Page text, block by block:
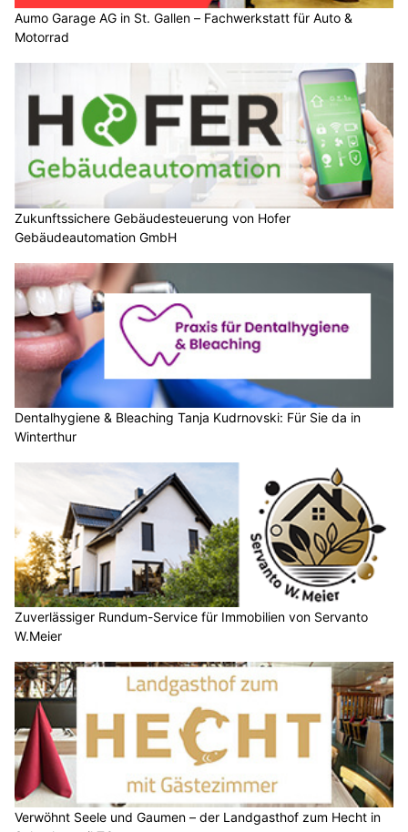
Aumo Garage AG in St. Gallen – Fachwerkstatt für Auto &
Motorrad
Zukunftssichere Gebäudesteuerung von Hofer
Gebäudeautomation GmbH
Dentalhygiene & Bleaching Tanja Kudrnovski: Für Sie da in
Winterthur
Zuverlässiger Rundum-Service für Immobilien von Servanto
W.Meier
Verwöhnt Seele und Gaumen – der Landgasthof zum Hecht in